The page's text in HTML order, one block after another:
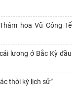
thời kỳ lịch sử”